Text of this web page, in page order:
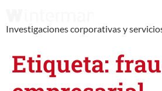
Investigaciones corporativas y
Etiqueta: